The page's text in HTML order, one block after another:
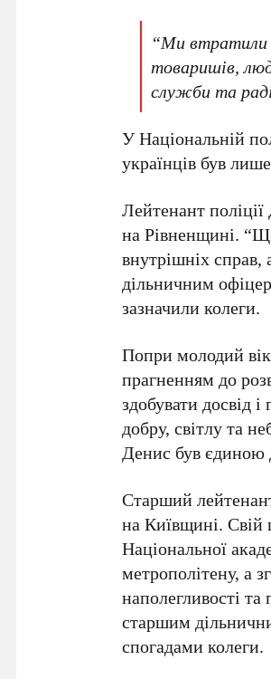
“Ми втратили
товаришів,
служби та
У Національній
українців був
Лейтенант
на Рівненщині.
внутрішніх справ,
дільничним
зазначили колеги.
Попри молодий
прагненням до
здобувати досвід
добру, світлу та
Денис був єдиною
Старший
на Київщині. Свій
Національної
метрополітену, а
наполегливості
старшим
спогадами колеги.